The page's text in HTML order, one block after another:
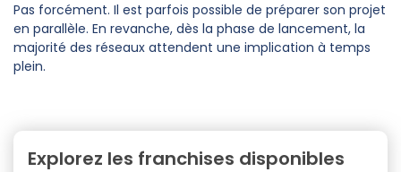
Pas forcément. Il est parfois possible de préparer son projet
en parallèle. En revanche, dès la phase de lancement, la
majorité des réseaux attendent une implication à temps
plein.
Explorez les franchises disponibles